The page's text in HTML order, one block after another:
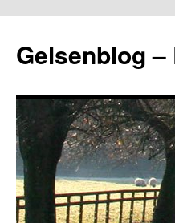
springen
Gelsenblog –